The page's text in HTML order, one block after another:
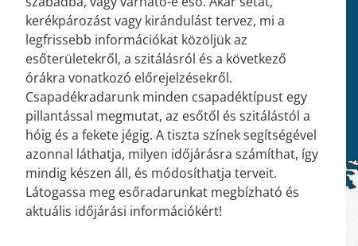
kerékpározást vagy kirándulást tervez, mi a
legfrissebb információkat közöljük az
esőterületekről, a szitálásról és a következő
órákra vonatkozó előrejelzésekről.
Csapadékradarunk minden csapadéktípust egy
pillantással megmutat, az esőtől és szitálástól a
hóig és a fekete jégig. A tiszta színek segítségével
azonnal láthatja, milyen időjárásra számíthat, így
mindig készen áll, és módosíthatja terveit.
Látogassa meg esőradarunkat megbízható és
aktuális időjárási információkért!